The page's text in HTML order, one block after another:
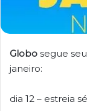
Globo segue
janeiro:
dia 12 – estreia